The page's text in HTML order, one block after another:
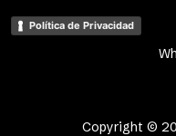
Copyright ©
Política de Privacidad